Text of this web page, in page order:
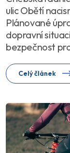
ulic Obětí
Plánované
dopravní
bezpečnost
Celý článek